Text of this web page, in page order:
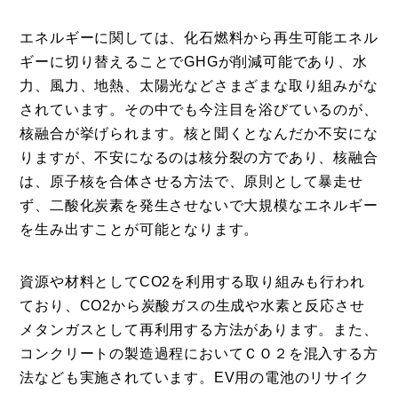
エネルギーに関しては、化石燃料から再生可能エネル
ギーに切り替えることでGHGが削減可能であり、水
力、風力、地熱、太陽光などさまざまな取り組みがな
されています。その中でも今注目を浴びているのが、
核融合が挙げられます。核と聞くとなんだか不安にな
りますが、不安になるのは核分裂の方であり、核融合
は、原子核を合体させる方法で、原則として暴走せ
ず、二酸化炭素を発生させないで大規模なエネルギー
を生み出すことが可能となります。
資源や材料としてCO2を利用する取り組みも行われ
ており、CO2から炭酸ガスの生成や水素と反応させ
メタンガスとして再利用する方法があります。また、
コンクリートの製造過程においてＣＯ２を混入する方
法なども実施されています。EV用の電池のリサイク